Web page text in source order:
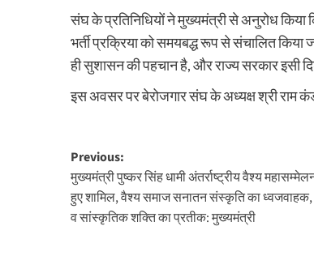
संघ के प्रतिनिधियों ने मुख्यमंत्री से अनुरोध किया
भर्ती प्रक्रिया को समयबद्ध रूप से संचालित किया
ही सुशासन की पहचान है, और राज्य सरकार इसी
इस अवसर पर बेरोजगार संघ के अध्यक्ष श्री राम
Post
navigation
Previous:
मुख्यमंत्री पुष्कर सिंह धामी अंतर्राष्ट्रीय वैश्य
हुए शामिल, वैश्य समाज सनातन संस्कृति का ध्वजवाहक,
व सांस्कृतिक शक्ति का प्रतीक: मुख्यमंत्री